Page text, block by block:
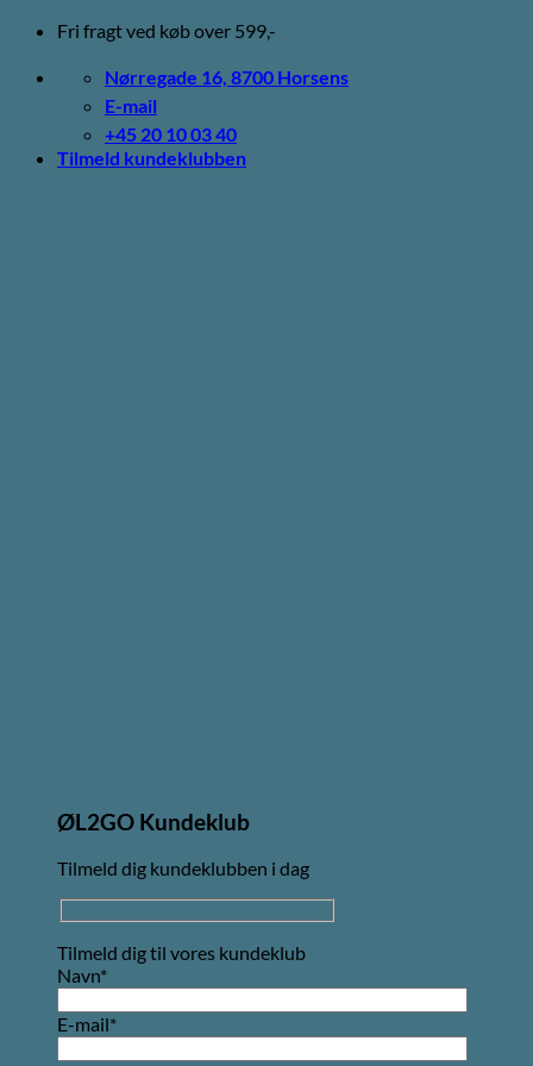
Fortsæt
indhold
Fri fragt ved køb over 599,-
Nørregade 16, 8700 Horsens
E-mail
+45 20 10 03 40
Tilmeld kundeklubben
ØL2GO Kundeklub
Tilmeld dig kundeklubben i dag
Tilmeld dig til vores kundeklub
Navn*
E-mail*